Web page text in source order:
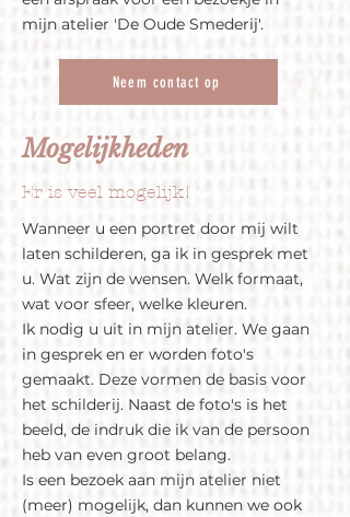
mijn atelier 'De Oude Smederij'.
Neem contact op
Mogelijkheden
Er is veel mogelijk!
Wanneer u een portret door mij wilt
laten schilderen, ga ik in gesprek met
u. Wat zijn de wensen. Welk formaat,
wat voor sfeer, welke kleuren.
Ik nodig u uit in mijn atelier. We gaan
in gesprek en er worden foto's
gemaakt. Deze vormen de basis voor
het schilderij. Naast de foto's is het
beeld, de indruk die ik van de persoon
heb van even groot belang.
Is een bezoek aan mijn atelier niet
(meer) mogelijk, dan kunnen we ook